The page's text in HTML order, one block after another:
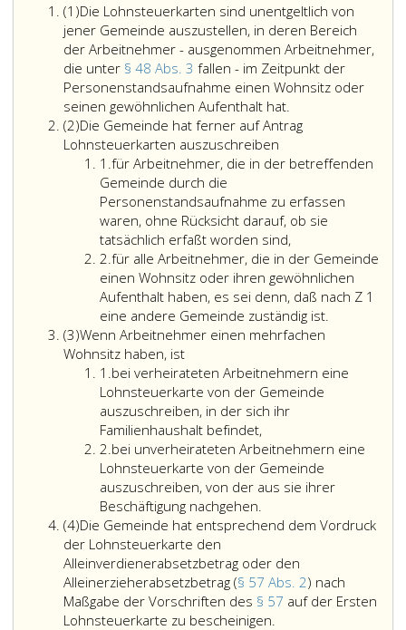
(1)Absatz
eins
Die Lohnsteuerkarten sind unentgeltlich von
jener Gemeinde auszustellen, in deren Bereich
der Arbeitnehmer - ausgenommen Arbeitnehmer,
die unter § 48 Abs. 3 fallen - im Zeitpunkt der
Personenstandsaufnahme einen Wohnsitz oder
seinen gewöhnlichen Aufenthalt hat.
Lohnsteuerkarten
unentgeltlich
jener
Gemeinde
auszustellen,
in
deren
Bereich
der
Arbeitnehmer
ausgenommen
Arbeitnehmer,
die
Paragraph
48,
Absatz
fallen
im
Zeitpunkt
der
(2)Absatz
2
Die Gemeinde hat ferner auf Antrag
Lohnsteuerkarten auszuschreiben
1.Ziffer
eins
für Arbeitnehmer, die in der betreffenden
Gemeinde durch die
Personenstandsaufnahme zu erfassen
waren, ohne Rücksicht darauf, ob sie
tatsächlich erfaßt worden sind,
2.Ziffer
2
für alle Arbeitnehmer, die in der Gemeinde
einen Wohnsitz oder ihren gewöhnlichen
Aufenthalt haben, es sei denn, daß nach Z 1
eine andere Gemeinde zuständig ist.
die
einen
oder
es
sei
(3)Absatz
3
Wenn Arbeitnehmer einen mehrfachen
Wohnsitz haben, ist
1.Ziffer
eins
bei verheirateten Arbeitnehmern eine
Lohnsteuerkarte von der Gemeinde
auszuschreiben, in der sich ihr
Familienhaushalt befindet,
2.Ziffer
2
bei unverheirateten Arbeitnehmern eine
Lohnsteuerkarte von der Gemeinde
auszuschreiben, von der aus sie ihrer
Beschäftigung nachgehen.
(4)Absatz
4
Die Gemeinde hat entsprechend dem Vordruck
der Lohnsteuerkarte den
Alleinverdienerabsetzbetrag oder den
Alleinerzieherabsetzbetrag (§ 57 Abs. 2) nach
Maßgabe der Vorschriften des § 57 auf der Ersten
Lohnsteuerkarte zu bescheinigen.